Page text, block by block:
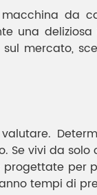
da
una
mercato,
vivi da solo
per
tempi di